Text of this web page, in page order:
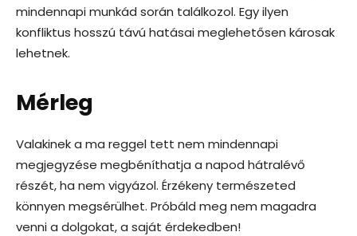
mindennapi munkád során találkozol. Egy ilyen
konfliktus hosszú távú hatásai meglehetősen károsak
lehetnek.
Mérleg
Valakinek a ma reggel tett nem mindennapi
megjegyzése megbéníthatja a napod hátralévő
részét, ha nem vigyázol. Érzékeny természeted
könnyen megsérülhet. Próbáld meg nem magadra
venni a dolgokat, a saját érdekedben!